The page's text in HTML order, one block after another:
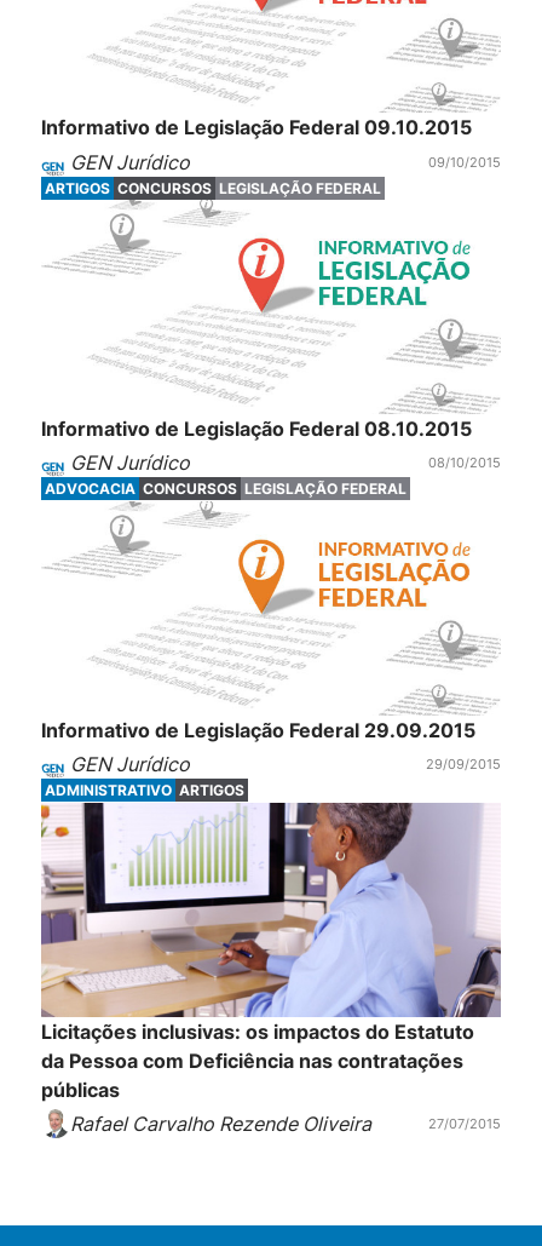
Informativo de Legislação Federal 09.10.2015
GEN Jurídico
09/10/2015
ARTIGOS CONCURSOS LEGISLAÇÃO FEDERAL
Informativo de Legislação Federal 08.10.2015
GEN Jurídico
08/10/2015
ADVOCACIA CONCURSOS LEGISLAÇÃO FEDERAL
Informativo de Legislação Federal 29.09.2015
GEN Jurídico
29/09/2015
ADMINISTRATIVO ARTIGOS
Licitações inclusivas: os impactos do Estatuto
da Pessoa com Deficiência nas contratações
públicas
Rafael Carvalho Rezende Oliveira
27/07/2015